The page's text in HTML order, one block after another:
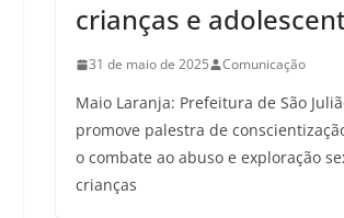
crianças e
31 de maio de 2025 Comunicação
Maio Laranja: Prefeitura de São
promove palestra de
o combate ao abuso e exploração
crianças